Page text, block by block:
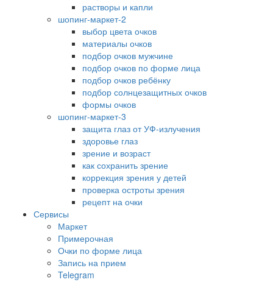
растворы и капли
шопинг-маркет-2
выбор цвета очков
материалы очков
подбор очков мужчине
подбор очков по форме лица
подбор очков ребёнку
подбор солнцезащитных очков
формы очков
шопинг-маркет-3
защита глаз от УФ-излучения
здоровье глаз
зрение и возраст
как сохранить зрение
коррекция зрения у детей
проверка остроты зрения
рецепт на очки
Сервисы
Маркет
Примерочная
Очки по форме лица
Запись на прием
Telegram